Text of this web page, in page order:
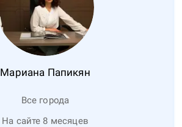
Мариана Папикян
Все города
На сайте 8 месяцев